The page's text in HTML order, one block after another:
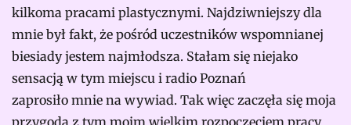
kilkoma pracami plastycznymi. Najdziwniejszy dla
mnie był fakt, że pośród uczestników wspomnianej
biesiady jestem najmłodsza. Stałam się niejako
sensacją w tym miejscu i radio Poznań
zaprosiło mnie na wywiad. Tak więc zaczęła się moja
przygoda z tym moim wielkim rozpoczęciem pracy